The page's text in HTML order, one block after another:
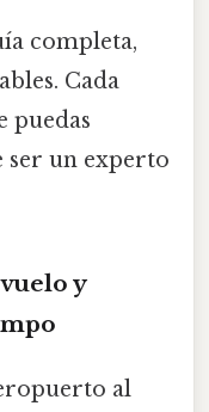
completa,
Cada
puedas
ser un experto
y
al